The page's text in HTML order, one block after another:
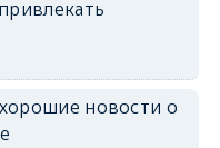
новости о